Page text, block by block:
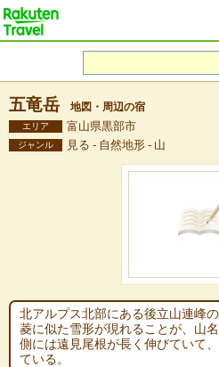
五竜岳 地図・周辺の宿
エリア 富山県黒部市
ジャンル 見る - 自然地形 - 山
北アルプス北部にある後立山連峰
菱に似た雪形が現れることが、山
側には遠見尾根が長く伸びていて
ている。